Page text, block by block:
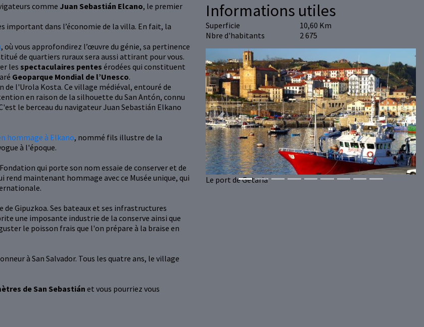
comme Juan Sebastián Elcano, le premier
important dans l’économie de la villa. En fait, la
, où vous approfondirez l’œuvre du génie, sa pertinence
de quartiers ruraux sera aussi attirant pour vous.
les spectaculaires pentes érodées qui constituent
Geoparque Mondial de l’Unesco.
l'Urola Kosta. Ce village médiéval, entouré de
en raison de la silhouette du San Antón, connu
le berceau du navigateur Juan Sebastián Elkano
hommage à Elkano, nommé fils illustre de la
à l'époque.
qui porte son nom essaie de conserver et de
maintenant hommage avec ce Musée unique, qui
Gipuzkoa. Ses bateaux et ses infrastructures
une imposante industrie de la conserve ainsi que
le poisson frais que l'on prépare à la braise en
à San Salvador. Tous les quatre ans, le village
de San Sebastiánet vous pourriez vous
Informations utiles
Superficie
10,60 Km
Nbre d'habitants
2 675
Le port de Getaria
Previous Next